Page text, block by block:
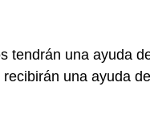
tendrán una ayuda
una ayuda